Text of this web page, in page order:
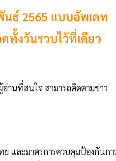
ธ์ 2565 แบบอัพเดท
ทั้งวันรวบไว้ที่เดียว
นที่สนใจ สามารถติดตามข่าว
ย และมาตรการควบคุมป้องกันกา